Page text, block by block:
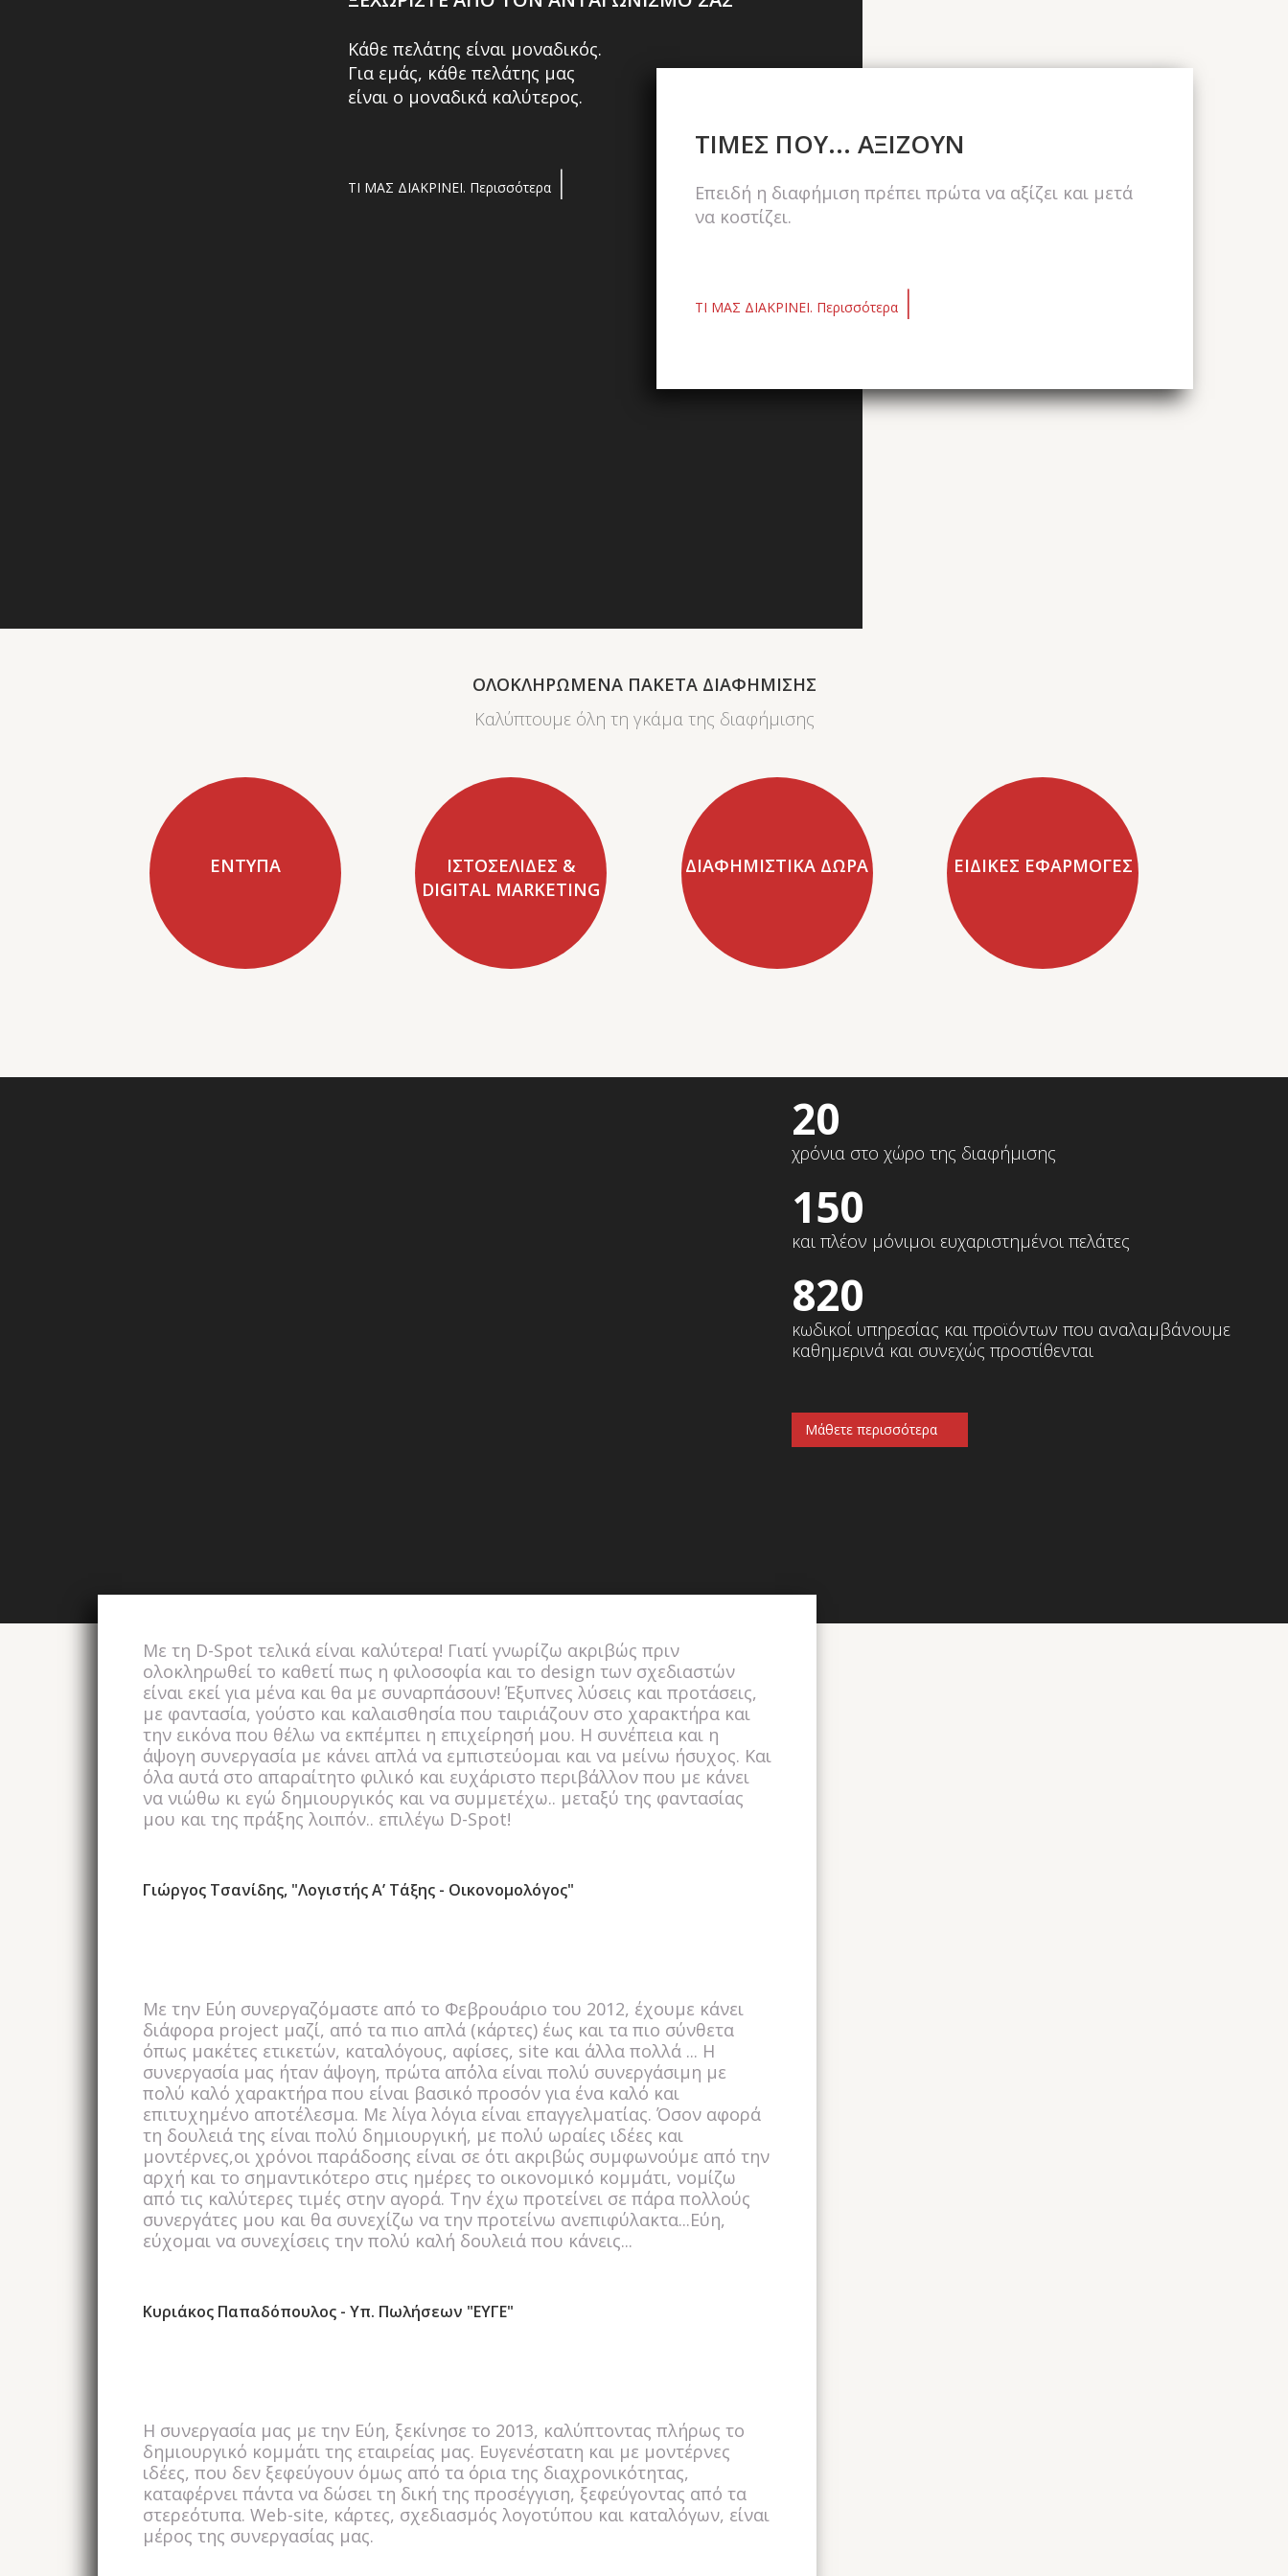
Κάθε πελάτης είναι μοναδικός.
Για εμάς, κάθε πελάτης μας
είναι ο μοναδικά καλύτερος.
ΤΙ ΜΑΣ ΔΙΑΚΡΙΝΕΙ. Περισσότερα |
ΤΙΜΕΣ ΠΟΥ... ΑΞΙΖΟΥΝ
Επειδή η διαφήμιση πρέπει πρώτα να αξίζει και μετά
να κοστίζει.
ΤΙ ΜΑΣ ΔΙΑΚΡΙΝΕΙ. Περισσότερα |
ΟΛΟΚΛΗΡΩΜΕΝΑ ΠΑΚΕΤΑ ΔΙΑΦΗΜΙΣΗΣ
Καλύπτουμε όλη τη γκάμα της διαφήμισης
ΕΝΤΥΠΑ
ΙΣΤΟΣΕΛΙΔΕΣ &
DIGITAL MARKETING
ΔΙΑΦΗΜΙΣΤΙΚΑ ΔΩΡΑ ΕΙΔΙΚΕΣ ΕΦΑΡΜΟΓΕΣ
20
χρόνια στο χώρο της διαφήμισης
150
και πλέον μόνιμοι ευχαριστημένοι πελάτες
820
κωδικοί υπηρεσίας και προϊόντων που αναλαμβάνουμε
καθημερινά και συνεχώς προστίθενται
Μάθετε περισσότερα
Με τη D-Spot τελικά είναι καλύτερα! Γιατί γνωρίζω ακριβώς πριν
ολοκληρωθεί το καθετί πως η φιλοσοφία και το design των σχεδιαστών
είναι εκεί για μένα και θα με συναρπάσουν! Έξυπνες λύσεις και προτάσεις,
με φαντασία, γούστο και καλαισθησία που ταιριάζουν στο χαρακτήρα και
την εικόνα που θέλω να εκπέμπει η επιχείρησή μου. Η συνέπεια και η
άψογη συνεργασία με κάνει απλά να εμπιστεύομαι και να μείνω ήσυχος. Και
όλα αυτά στο απαραίτητο φιλικό και ευχάριστο περιβάλλον που με κάνει
να νιώθω κι εγώ δημιουργικός και να συμμετέχω.. μεταξύ της φαντασίας
μου και της πράξης λοιπόν.. επιλέγω D-Spot!
Γιώργος Τσανίδης, "Λογιστής Α’ Τάξης - Οικονομολόγος"
Με την Εύη συνεργαζόμαστε από το Φεβρουάριο του 2012, έχουμε κάνει
διάφορα project μαζί, από τα πιο απλά (κάρτες) έως και τα πιο σύνθετα
όπως μακέτες ετικετών, καταλόγους, αφίσες, site και άλλα πολλά ... Η
συνεργασία μας ήταν άψογη, πρώτα απ΄όλα είναι πολύ συνεργάσιμη με
πολύ καλό χαρακτήρα που είναι βασικό προσόν για ένα καλό και
επιτυχημένο αποτέλεσμα. Με λίγα λόγια είναι επαγγελματίας. Όσον αφορά
τη δουλειά της είναι πολύ δημιουργική, με πολύ ωραίες ιδέες και
μοντέρνες,οι χρόνοι παράδοσης είναι σε ότι ακριβώς συμφωνούμε από την
αρχή και το σημαντικότερο στις ημέρες το οικονομικό κομμάτι, νομίζω
από τις καλύτερες τιμές στην αγορά. Την έχω προτείνει σε πάρα πολλούς
συνεργάτες μου και θα συνεχίζω να την προτείνω ανεπιφύλακτα...Εύη,
εύχομαι να συνεχίσεις την πολύ καλή δουλειά που κάνεις...
Κυριάκος Παπαδόπουλος - Υπ. Πωλήσεων "ΕΥΓΕ"
Η συνεργασία μας με την Εύη, ξεκίνησε το 2013, καλύπτοντας πλήρως το
δημιουργικό κομμάτι της εταιρείας μας. Ευγενέστατη και με μοντέρνες
ιδέες, που δεν ξεφεύγουν όμως από τα όρια της διαχρονικότητας,
καταφέρνει πάντα να δώσει τη δική της προσέγγιση, ξεφεύγοντας από τα
στερεότυπα. Web-site, κάρτες, σχεδιασμός λογοτύπου και καταλόγων, είναι
μέρος της συνεργασίας μας.